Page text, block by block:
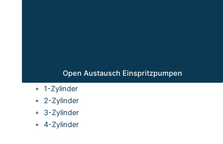
Open Austausch Einspritzpumpen
1-Zylinder
2-Zylinder
3-Zylinder
4-Zylinder